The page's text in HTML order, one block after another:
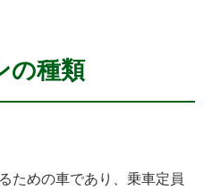
の種類
ための車であり、乗車定員